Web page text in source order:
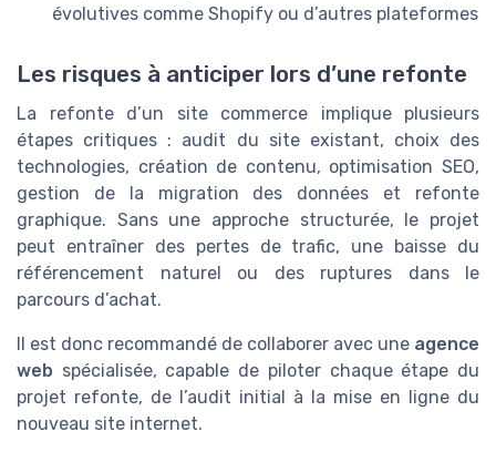
évolutives comme Shopify ou d’autres plateformes
Les risques à anticiper lors d’une refonte
La refonte d’un site commerce implique plusieurs
étapes critiques : audit du site existant, choix des
technologies, création de contenu, optimisation SEO,
gestion de la migration des données et refonte
graphique. Sans une approche structurée, le projet
peut entraîner des pertes de trafic, une baisse du
référencement naturel ou des ruptures dans le
parcours d’achat.
Il est donc recommandé de collaborer avec une agence
web spécialisée, capable de piloter chaque étape du
projet refonte, de l’audit initial à la mise en ligne du
nouveau site internet.